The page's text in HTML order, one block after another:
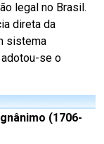
legal no Brasil.
direta da
sistema
se o
(1706-